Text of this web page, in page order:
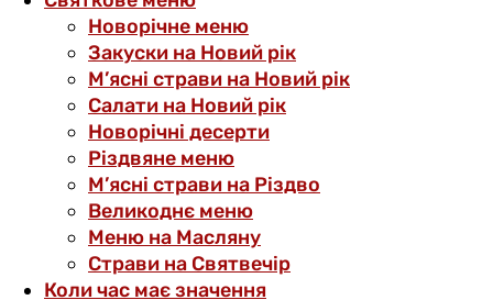
Новорічне меню
Закуски на Новий рік
М’ясні страви на Новий рік
Салати на Новий рік
Новорічні десерти
Різдвяне меню
М’ясні страви на Різдво
Великоднє меню
Меню на Масляну
Страви на Святвечір
Коли час має значення